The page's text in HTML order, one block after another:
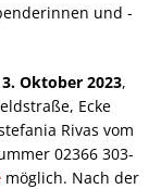
und -
Oktober 2023,
Ecke
Rivas vom
02366 303-
möglich. Nach der